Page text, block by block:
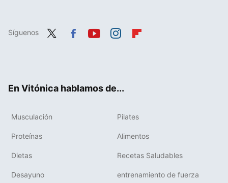
Síguenos
En Vitónica hablamos de...
Musculación Pilates
Proteínas Alimentos
Dietas Recetas Saludables
Desayuno entrenamiento de fuerza